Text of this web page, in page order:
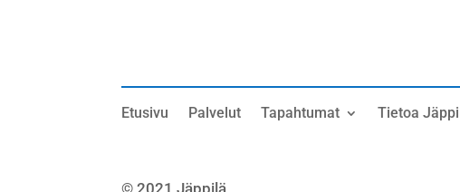
Etusivu Palvelut Tapahtumat Tietoa